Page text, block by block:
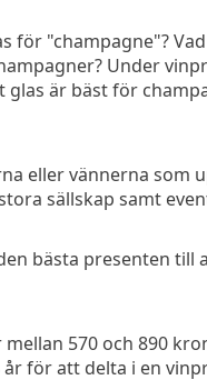
för "champagne"?
Under
är bäst för
eller vännerna som
sällskap samt
bästa presenten till
570 och 890
år för att delta i en